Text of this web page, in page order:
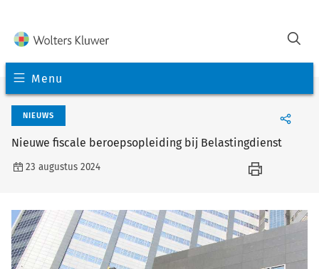
Menu
NIEUWS
Nieuwe fiscale beroepsopleiding bij Belastingdienst
23 augustus 2024